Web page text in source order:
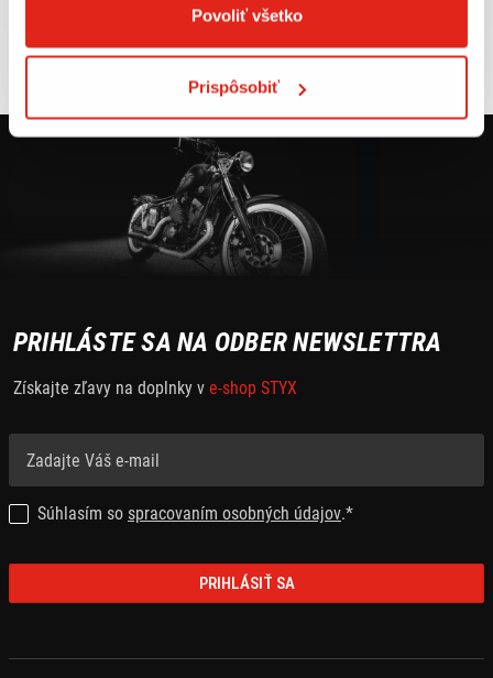
Povoliť všetko
Prispôsobiť
VIAC INFO VIAC INFO
PRIHLÁSTE SA NA ODBER NEWSLETTRA
Získajte zľavy na doplnky v e-shop STYX
Súhlasím so spracovaním osobných údajov.*
PRIHLÁSIŤ SA